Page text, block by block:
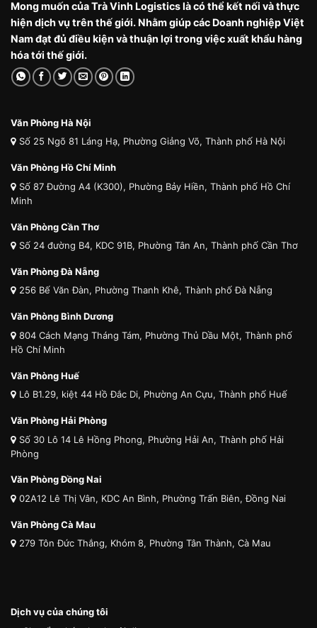
Mong muốn của Trà Vinh Logistics là có thể kết nối và thực
hiện dịch vụ trên thế giới. Nhằm giúp các Doanh nghiệp Việt
Nam đạt đủ điều kiện và thuận lợi trong việc xuất khẩu hàng
hóa tới thế giới.
Văn Phòng Hà Nội
Số 25 Ngõ 81 Láng Hạ, Phường Giảng Võ, Thành phố Hà Nội
Văn Phòng Hồ Chí Minh
Số 87 Đường A4 (K300), Phường Bảy Hiền, Thành phố Hồ Chí
Minh
Văn Phòng Cần Thơ
Số 24 đường B4, KDC 91B, Phường Tân An, Thành phố Cần Thơ
Văn Phòng Đà Nẵng
256 Bế Văn Đàn, Phường Thanh Khê, Thành phố Đà Nẵng
Văn Phòng Bình Dương
804 Cách Mạng Tháng Tám, Phường Thủ Dầu Một, Thành phố
Hồ Chí Minh
Văn Phòng Huế
Lô B1.29, kiệt 44 Hồ Đắc Di, Phường An Cựu, Thành phố Huế
Văn Phòng Hải Phòng
Số 30 Lô 14 Lê Hồng Phong, Phường Hải An, Thành phố Hải
Phòng
Văn Phòng Đồng Nai
02A12 Lê Thị Vân, KDC An Bình, Phường Trấn Biên, Đồng Nai
Văn Phòng Cà Mau
279 Tôn Đức Thắng, Khóm 8, Phường Tân Thành, Cà Mau
Dịch vụ của chúng tôi